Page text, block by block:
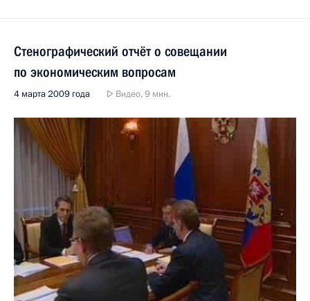
Стенографический отчёт о совещании
по экономическим вопросам
4 марта 2009 года Видео, 9 мин.